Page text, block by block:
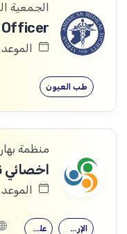
الجمعية
الموعد
طب العيون
منظمة
الموعد
علم النفس الإرشاد النفسي